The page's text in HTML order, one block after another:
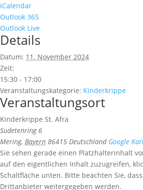
iCalendar
Outlook 365
Outlook Live
Details
Datum: 11. November 2024
Zeit:
15:30 - 17:00
Veranstaltungskategorie: Kinderkrippe
Veranstaltungsort
Kinderkrippe St. Afra
Sudetenring 6
Mering, Bayern 86415 Deutschland Google
Sie sehen gerade einen Platzhalterinhalt
auf den eigentlichen Inhalt zuzugreifen,
Schaltfläche unten. Bitte beachten Sie,
Drittanbieter weitergegeben werden.